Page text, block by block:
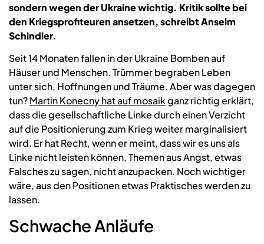
sondern wegen der Ukraine wichtig. Kritik sollte bei
den Kriegsprofiteuren ansetzen, schreibt Anselm
Schindler.
Seit 14 Monaten fallen in der Ukraine Bomben auf
Häuser und Menschen. Trümmer begraben Leben
unter sich, Hoffnungen und Träume. Aber was dagegen
tun?Martin Konecny hat auf mosaikganz richtig erklärt,
dass die gesellschaftliche Linke durch einen Verzicht
auf die Positionierung zum Krieg weiter marginalisiert
wird. Er hat Recht, wenn er meint, dass wir es uns als
Linke nicht leisten können, Themen aus Angst, etwas
Falsches zu sagen, nicht anzupacken. Noch wichtiger
wäre, aus den Positionen etwas Praktisches werden zu
lassen.
Schwache Anläufe